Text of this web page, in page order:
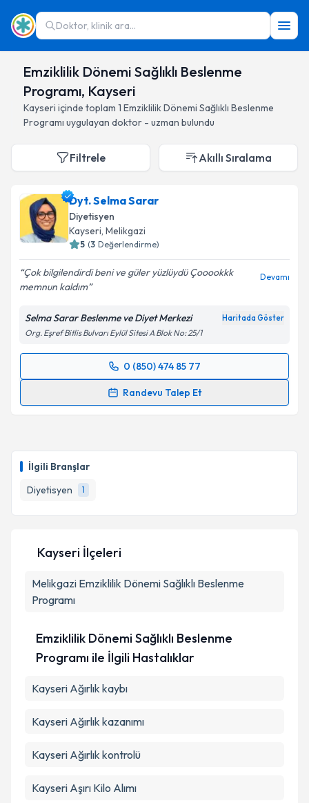
Doktor, klinik ara...
Emziklilik Dönemi Sağlıklı Beslenme
Programı, Kayseri
Kayseri içinde toplam 1 Emziklilik Dönemi Sağlıklı Beslenme
Programı uygulayan doktor - uzman bulundu
İlgili Branşlar
Diyetisyen
1
Filtrele Akıllı Sıralama
Dyt. Selma Sarar
Diyetisyen
Kayseri, Melikgazi
5 (3 Değerlendirme)
Çok bilgilendirdi beni ve güler yüzlüydü Çooookkk
memnun kaldım
Devamı
Selma Sarar Beslenme ve Diyet Merkezi Haritada Göster
Org. Eşref Bitlis Bulvarı Eylül Sitesi A Blok No: 25/1
0 (850) 474 85 77
Randevu Talep Et
Randevu Takvimi Talebi
E-posta Adresiniz
Kişisel verilerimin işlenmesine ilişkin
Metni'ni okudum ve kişisel verilerimin belirtilen
Kayseri İlçeleri
Melikgazi Emziklilik Dönemi Sağlıklı Beslenme
Programı
Emziklilik Dönemi Sağlıklı Beslenme
Programı ile İlgili Hastalıklar
Kayseri Ağırlık kaybı
Kayseri Ağırlık kazanımı
Kayseri Ağırlık kontrolü
Kayseri Aşırı Kilo Alımı